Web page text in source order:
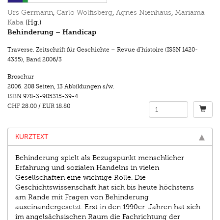
Urs Germann, Carlo Wolfisberg, Agnes Nienhaus, Mariama
Kaba (Hg.)
Behinderung – Handicap
Traverse. Zeitschrift für Geschichte – Revue d’histoire (ISSN 1420-
4355), Band 2006/3
Broschur
2006. 208 Seiten, 13 Abbildungen s/w.
ISBN 978-3-905315-39-4
CHF 28.00 / EUR 18.80
KURZTEXT
Behinderung spielt als Bezugspunkt menschlicher
Erfahrung und sozialen Handelns in vielen
Gesellschaften eine wichtige Rolle. Die
Geschichtswissenschaft hat sich bis heute höchstens
am Rande mit Fragen von Behinderung
auseinandergesetzt. Erst in den 1990er-Jahren hat sich
im angelsächsischen Raum die Fachrichtung der